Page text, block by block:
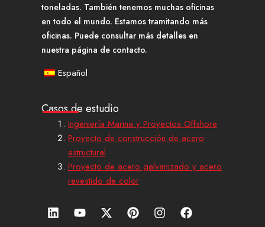
toneladas. También tenemos muchas oficinas
en todo el mundo. Estamos tramitando más
oficinas. Puede consultar más detalles en
nuestra página de contacto.
Español
Casos de estudio
Ingeniería Marina y Proyectos Offshore
Proyecto de construcción de acero
estructural
Proyecto de acero galvanizado y acero
revestido de color
L
i
Y
o
X
-
P
i
I
n
F
a